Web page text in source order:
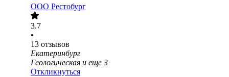
ООО Рестобург
3.7
•
13 отзывов
Екатеринбург
Геологическая и еще 3
Откликнуться